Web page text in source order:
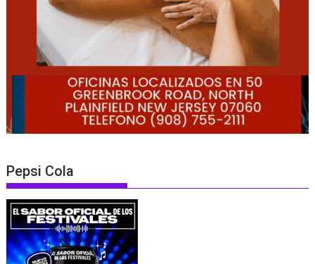
Pepsi Cola